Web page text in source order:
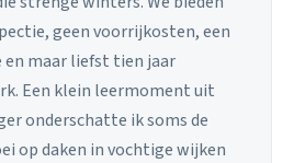
geen voorrijkosten, een
maar liefst tien jaar
Een klein leermoment uit
onderschatte ik soms de
op daken in vochtige wijken